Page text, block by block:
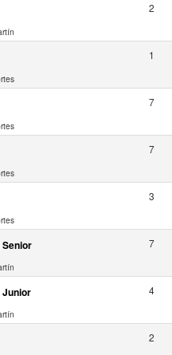
2
1
7
7
3
7
Junior 4
2